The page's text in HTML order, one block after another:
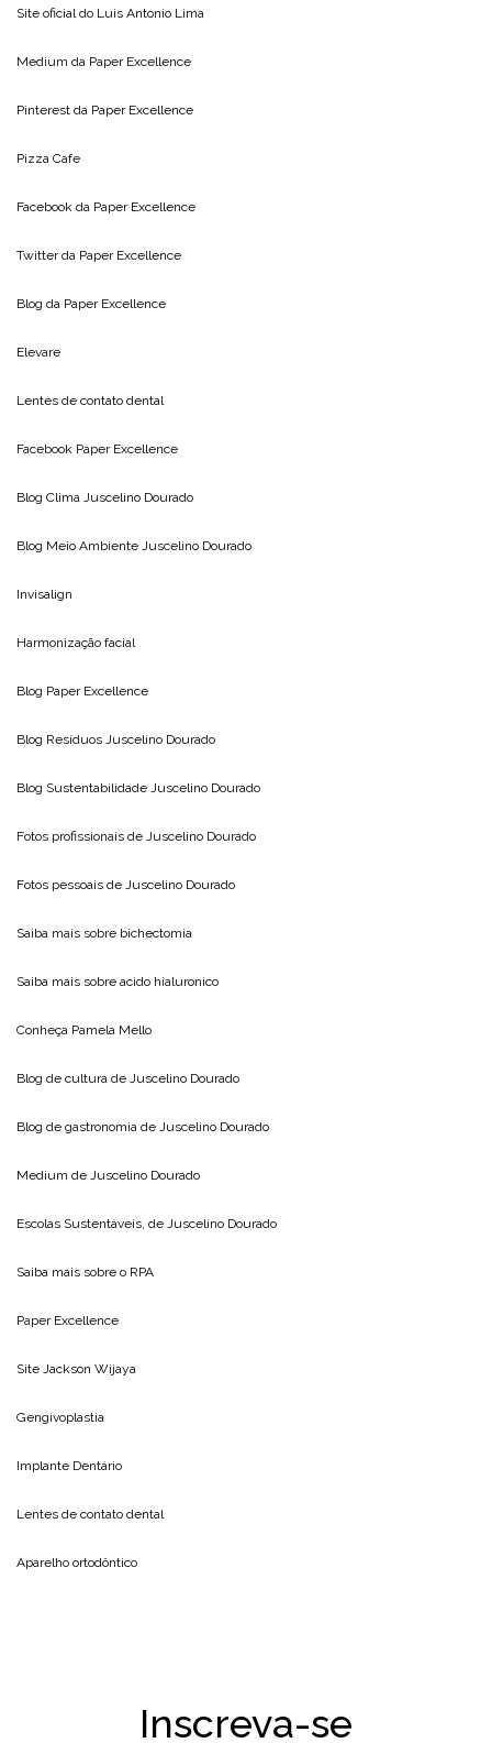
Site oficial do Luis Antonio Lima
Medium da Paper Excellence
Pinterest da Paper Excellence
Pizza Cafe
Facebook da Paper Excellence
Twitter da Paper Excellence
Blog da Paper Excellence
Elevare
Lentes de contato dental
Facebook Paper Excellence
Blog Clima Juscelino Dourado
Blog Meio Ambiente Juscelino Dourado
Invisalign
Harmonização facial
Blog Paper Excellence
Blog Resíduos Juscelino Dourado
Blog Sustentabilidade Juscelino Dourado
Fotos profissionais de Juscelino Dourado
Fotos pessoais de Juscelino Dourado
Saiba mais sobre bichectomia
Saiba mais sobre acido hialuronico
Conheça Pamela Mello
Blog de cultura de Juscelino Dourado
Blog de gastronomia de Juscelino Dourado
Medium de Juscelino Dourado
Escolas Sustentáveis, de Juscelino Dourado
Saiba mais sobre o RPA
Paper Excellence
Site Jackson Wijaya
Gengivoplastia
Implante Dentário
Lentes de contato dental
Aparelho ortodôntico
Inscreva-se